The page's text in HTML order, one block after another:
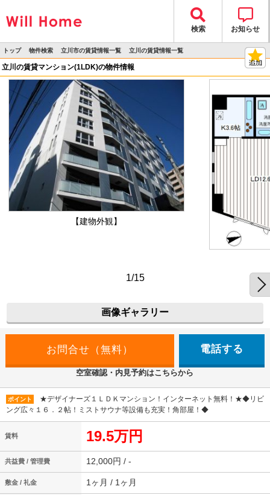
検索 お知らせ
トップ
>
物件検索
>
立川市の賃貸情報一覧
>
立川の賃貸情報一覧
>
立川の賃貸マンション(1LDK)の物件情報
【建物外観】
1/15
画像ギャラリー
電話する
空室確認・内見予約はこちらから
ポイント
★デザイナーズ１ＬＤＫマンション！インターネット無料！★◆リビ
ング広々１６．２帖！ミストサウナ等設備も充実！角部屋！◆
賃料 19.5万円
共益費 / 管理費 12,000円 / -
敷金 / 礼金 1ヶ月 / 1ヶ月